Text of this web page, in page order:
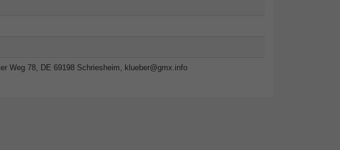
Weg 78, DE 69198 Schriesheim, klueber@gmx.info